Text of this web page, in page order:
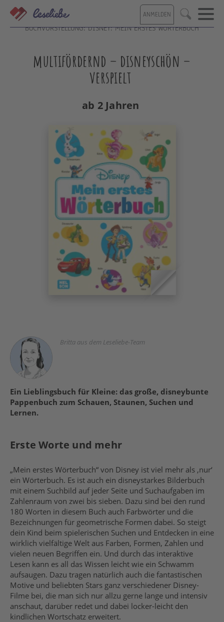
Direkt
zum
Inhalt
ANMELDEN Suche
BUCHVORSTELLUNG: DISNEY: MEIN ERSTES WÖRTERBUCH
multifördernd – disneyschön –
verspielt
ab 2 Jahren
Britta aus dem Leseliebe-Team
Ein Lieblingsbuch für Kleine: das große, disneybunte
Pappenbuch zum Schauen, Staunen, Suchen und
Lernen.
Erste Worte und mehr
„Mein erstes Wörterbuch“ von Disney ist viel mehr als ‚nur‘
ein Wörterbuch. Es ist auch ein disneystarkes Bilderbuch
mit einem Suchbild auf jeder Seite und Suchaufgaben im
Zahlenraum von zwei bis sieben. Dazu sind bei den rund
180 Worten in diesem Buch auch Farbwörter und die
Bezeichnungen für geometrische Formen dabei. So steigt
dein Kind beim spielerischen Suchen und Entdecken in eine
wirklich vielfältige Welt aus Farben, Formen, Zahlen und
vielen neuen Begriffen ein. Und durch das interaktive
Lesen kann es all das Wissen leicht wie ein Schwamm
aufsaugen. Dazu tragen natürlich auch die fantastischen
Motive und beliebten Stars ganz verschiedener Disney-
Filme bei, die man sich nur allzu gerne lange und intensiv
anschaut, darüber redet und dabei locker-leicht den
kindlichen Wortschatz erweitert.